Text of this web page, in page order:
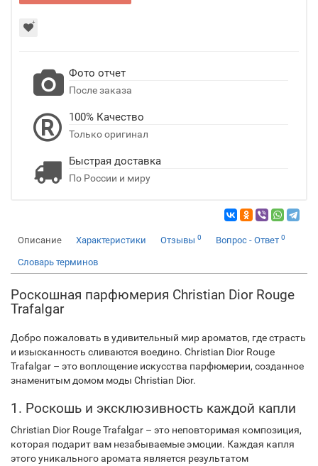
Фото отчет
После заказа
100% Качество
Только оригинал
Быстрая доставка
По России и миру
Описание Характеристики Отзывы 0 Вопрос - Ответ 0
Словарь терминов
Роскошная парфюмерия Christian Dior Rouge
Trafalgar
Добро пожаловать в удивительный мир ароматов, где страсть
и изысканность сливаются воедино. Christian Dior Rouge
Trafalgar – это воплощение искусства парфюмерии, созданное
знаменитым домом моды Christian Dior.
1. Роскошь и эксклюзивность каждой капли
Christian Dior Rouge Trafalgar – это неповторимая композиция,
которая подарит вам незабываемые эмоции. Каждая капля
этого уникального аромата является результатом